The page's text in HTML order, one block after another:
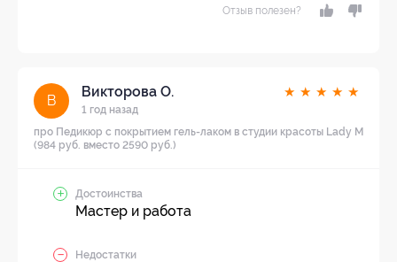
Отзыв полезен?
В
Викторова О.
1 год назад
★ ★ ★ ★ ★
про Педикюр с покрытием гель-лаком в студии красоты Lady M
(984 руб. вместо 2590 руб.)
Достоинства
Мастер и работа
Недостатки